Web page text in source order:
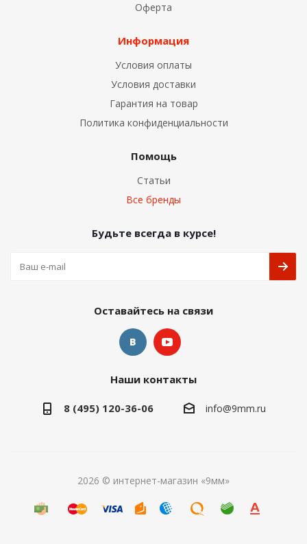
Оферта
Информация
Условия оплаты
Условия доставки
Гарантия на товар
Политика конфиденциальности
Помощь
Статьи
Все бренды
Будьте всегда в курсе!
Оставайтесь на связи
Наши контакты
8 (495) 120-36-06 info@9mm.ru
2026 © интернет-магазин «9мм»